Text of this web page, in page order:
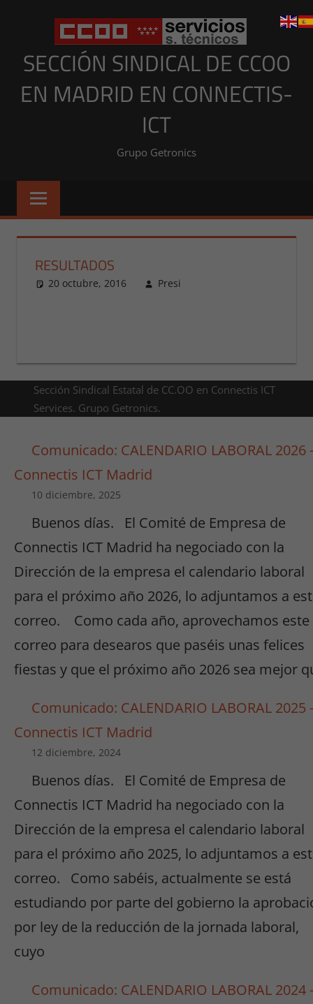
SECCIÓN SINDICAL DE CCOO
EN MADRID EN CONNECTIS-
ICT
Grupo Getronics
RESULTADOS
20 octubre, 2016 Presi
Sección Sindical Estatal de CC.OO en Connectis ICT
Services. Grupo Getronics.
Comunicado: CALENDARIO LABORAL 2026
Connectis ICT Madrid
10 diciembre, 2025
Buenos días. El Comité de Empresa de
Connectis ICT Madrid ha negociado con la
Dirección de la empresa el calendario laboral
para el próximo año 2026, lo adjuntamos a
correo. Como cada año, aprovechamos este
correo para desearos que paséis unas felices
fiestas y que el próximo año 2026 sea mejor
Comunicado: CALENDARIO LABORAL 2025
Connectis ICT Madrid
12 diciembre, 2024
Buenos días. El Comité de Empresa de
Connectis ICT Madrid ha negociado con la
Dirección de la empresa el calendario laboral
para el próximo año 2025, lo adjuntamos a
correo. Como sabéis, actualmente se está
estudiando por parte del gobierno la
por ley de la reducción de la jornada laboral,
cuyo
Comunicado: CALENDARIO LABORAL 2024